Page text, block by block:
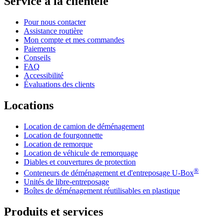
Pour nous contacter
Assistance routière
Mon compte et mes commandes
Paiements
Conseils
FAQ
Accessibilité
Évaluations des clients
Locations
Location de camion de déménagement
Location de fourgonnette
Location de remorque
Location de véhicule de remorquage
Diables et couvertures de protection
Conteneurs de déménagement et d'entreposage U-Box®
Unités de libre-entreposage
Boîtes de déménagement réutilisables en plastique
Produits et services